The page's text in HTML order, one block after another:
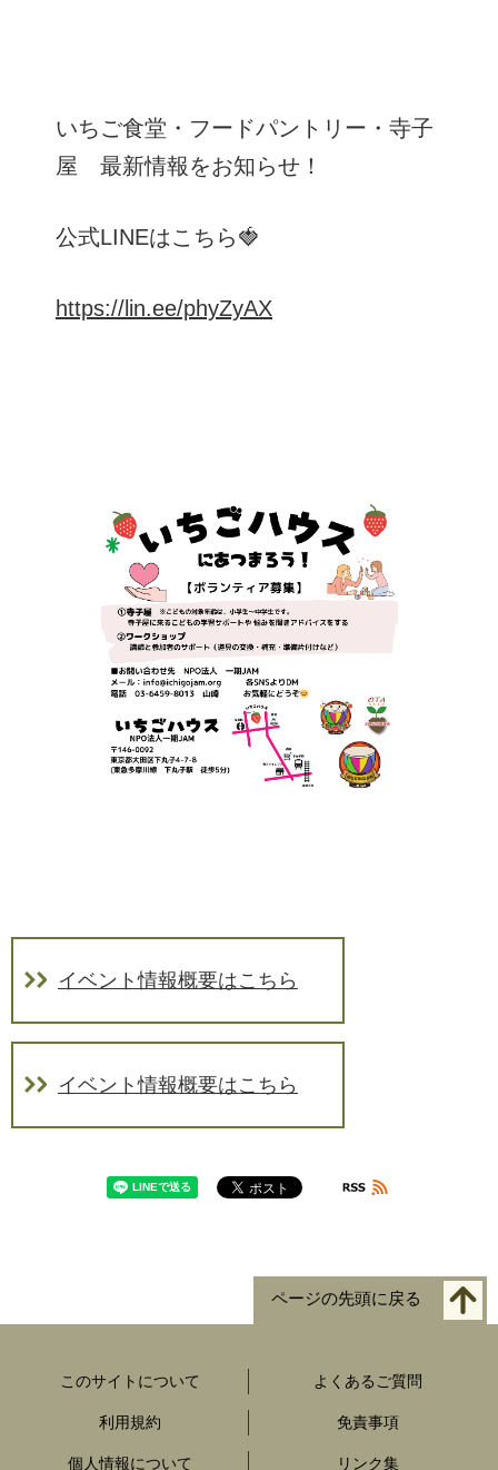
いちご食堂・フードパントリー・寺子
屋 最新情報をお知らせ！
公式LINEはこちら🍓
https://lin.ee/phyZyAX
イベント情報概要はこちら
イベント情報概要はこちら
ページの先頭に戻る
このサイトについて よくあるご質問
利用規約 免責事項
個人情報について リンク集